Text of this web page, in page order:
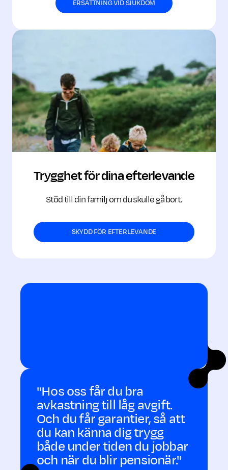
ERSÄTTNING VID SJUKDOM
Trygghet för dina efter­levande
Stöd till din familj om du skulle gå bort.
SKYDD FÖR EFTERLEVANDE
"Hos oss får du bra
avkastning till låg avgift.
Och du får garantier, så att
du kan känna dig trygg
både under tiden du jobbar
och när du blir pensionär."